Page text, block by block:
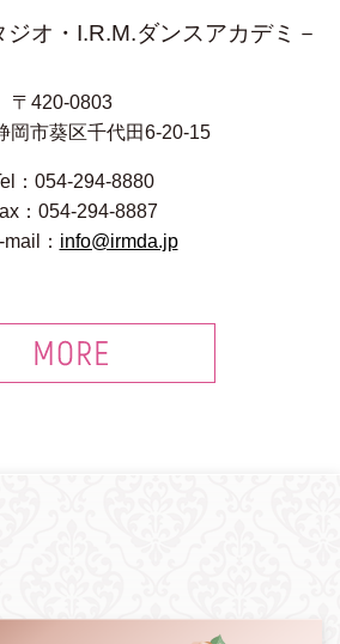
オ・I.R.M.ダンスアカデミ－
〒420-0803
岡市葵区千代田6-20-15
：054-294-8880
：054-294-8887
： info@irmda.jp